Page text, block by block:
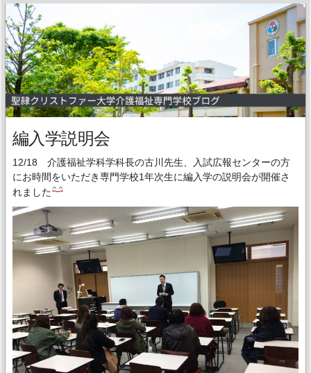
編入学説明会
12/18 介護福祉学科学科長の古川先生、入試広報センターの方
にお時間をいただき専門学校1年次生に編入学の説明会が開催さ
れました